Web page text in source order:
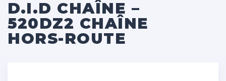
D.I.D CHAÎNE –
520DZ2 CHAÎNE
HORS-ROUTE